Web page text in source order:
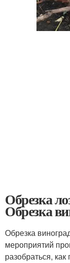
Обрезка
Обрезка
Обрезка
мероприятий
разобраться,